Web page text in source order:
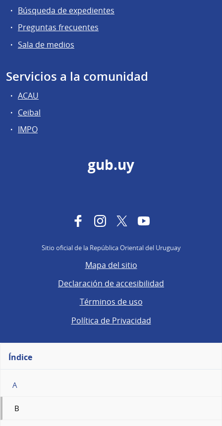
Búsqueda de expedientes
Preguntas frecuentes
Sala de medios
Servicios a la comunidad
ACAU
Ceibal
IMPO
gub.uy
FacebookInstagram
TwitterYouTube
Sitio oficial de la República Oriental del Uruguay
Mapa del sitio
Declaración de accesibilidad
Términos de uso
Política de Privacidad
Índice
A
B